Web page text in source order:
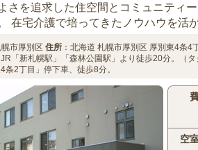
さを追求した住空間とコミュニティ
在宅介護で培ってきたノウハウを活
市厚別区 住所 ： 北海道 札幌市厚別区 厚別東4条4
JR「新札幌駅」「森林公園駅」より徒歩20分。（タ
条2丁目」停下車、徒歩8分。
空